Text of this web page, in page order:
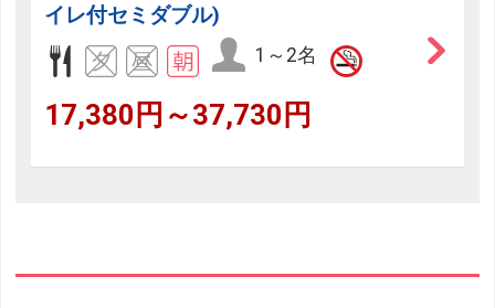
イレ付セミダブル)
1～2名
17,380円～37,730円